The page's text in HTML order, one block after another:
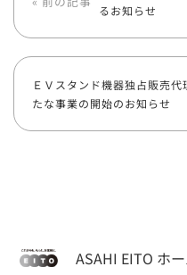
るお知らせ
ＥＶスタンド機器独占販売
たな事業の開始のお知らせ
ASAHI EITO ホ